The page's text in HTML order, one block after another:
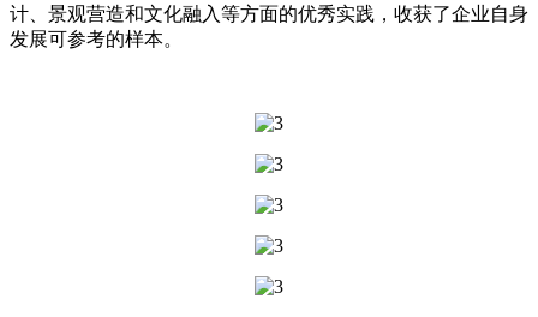
计、景观营造和文化融入等方面的优秀实践，收获了企业自身
发展可参考的样本。